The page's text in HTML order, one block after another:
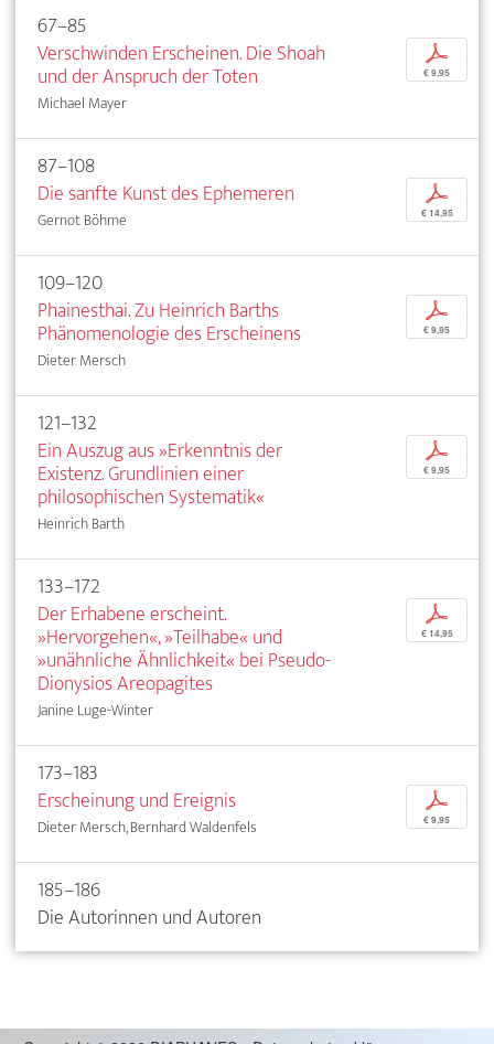
67–85
Verschwinden Erscheinen. Die Shoah
und der Anspruch der Toten
Michael Mayer
p
€ 9,95
87–108
Die sanfte Kunst des Ephemeren
Gernot Böhme
p
€ 14,95
109–120
Phainesthai. Zu Heinrich Barths
Phänomenologie des Erscheinens
Dieter Mersch
p
€ 9,95
121–132
Ein Auszug aus »Erkenntnis der
Existenz. Grundlinien einer
philosophischen Systematik«
Heinrich Barth
p
€ 9,95
133–172
Der Erhabene erscheint.
»Hervorgehen«, »Teilhabe« und
»unähnliche Ähnlichkeit« bei Pseudo-
Dionysios Areopagites
Janine Luge-Winter
p
€ 14,95
173–183
Erscheinung und Ereignis
Dieter Mersch, Bernhard Waldenfels
p
€ 9,95
185–186
Die Autorinnen und Autoren